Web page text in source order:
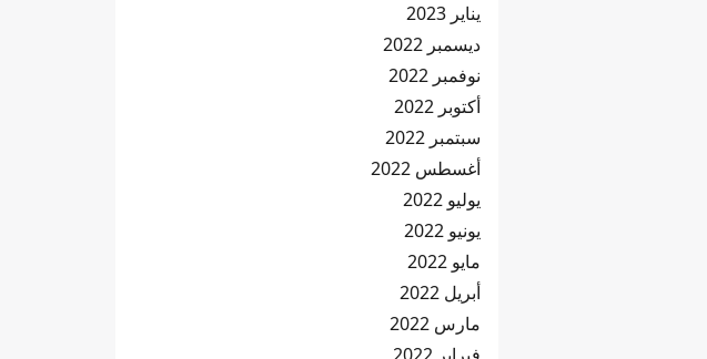
يناير 2023
ديسمبر 2022
نوفمبر 2022
أكتوبر 2022
سبتمبر 2022
أغسطس 2022
يوليو 2022
يونيو 2022
مايو 2022
أبريل 2022
مارس 2022